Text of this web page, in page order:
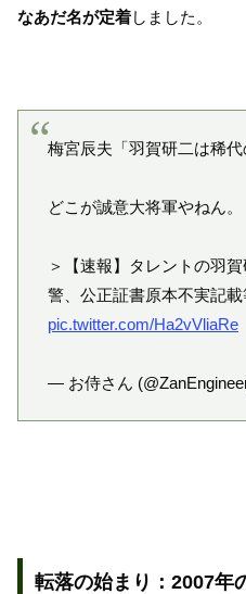
なあだ名が定着しました。
梅宮辰夫「羽賀研二は稀代
どこが誠意大将軍やねん。
＞【速報】タレントの羽
警、公正証書原本不実記
pic.twitter.com/Ha2vVliaRe
— お侍さん
転落の始まり：2007年